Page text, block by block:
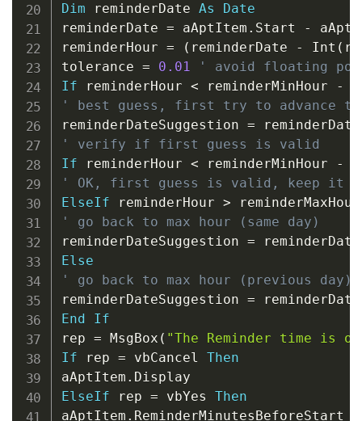
Dim reminderDate As
Date
reminderDate = aAptItem . Start -
reminderHour = ( reminderDate - Int (
tolerance = 0.01
' avoid floating
If reminderHour < reminderMinHour -
' best guess, first try to advance to
reminderDateSuggestion =
' verify if first guess is valid
If reminderHour < reminderMinHour -
' OK, first guess is valid, keep it
ElseIf reminderHour >
' go back to max hour (same day)
reminderDateSuggestion =
Else
' go back to max hour (previous day)
reminderDateSuggestion =
End
If
rep = MsgBox ( "The Reminder time is
If rep = vbCancel Then
aAptItem .
ElseIf rep = vbYes Then
aAptItem . ReminderMinutesBeforeStart